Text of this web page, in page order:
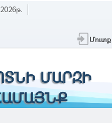
Մուտք
ՄԱՐԶԻ